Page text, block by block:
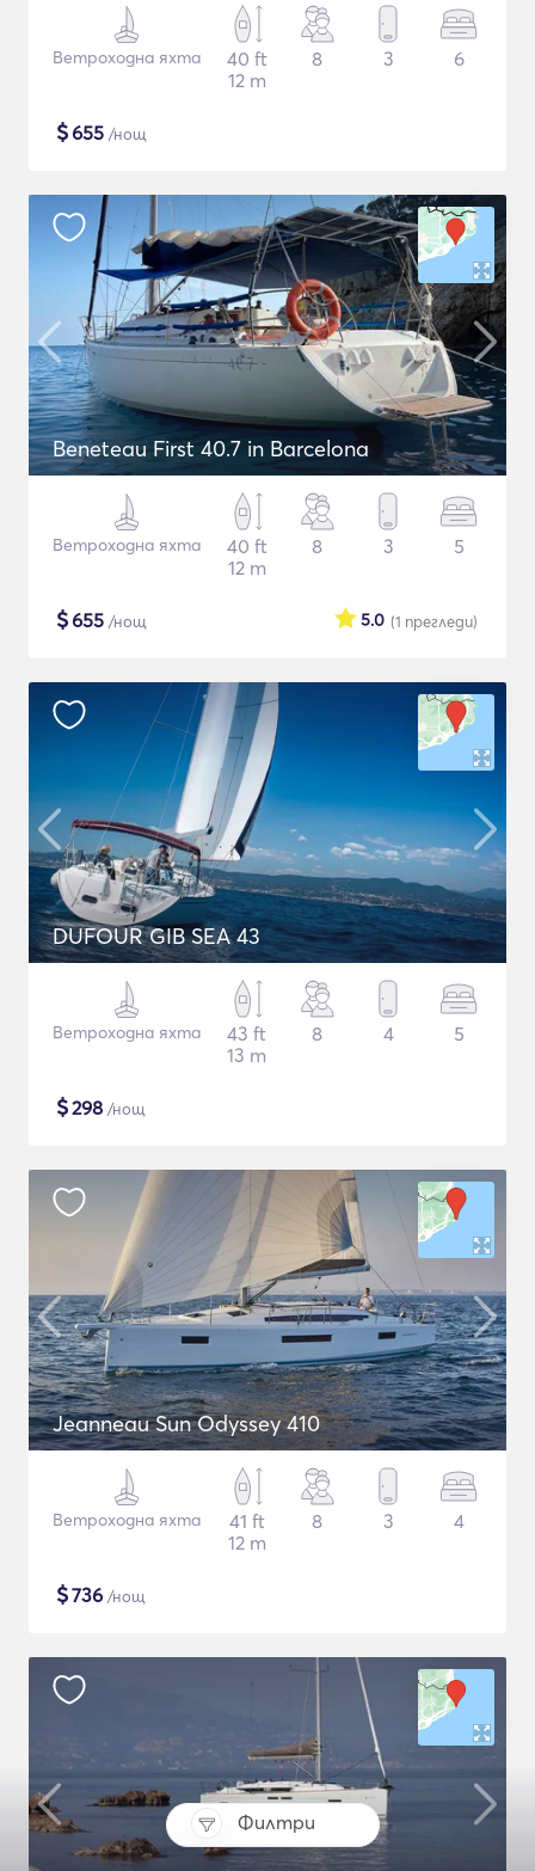
Филтри
Ветроходна яхта
40 ft
12 m
8 3 6
$655 /нощ
Beneteau First 40.7 in Barcelona
Ветроходна яхта
40 ft
12 m
8 3 5
$655 /нощ (1 прегледи)
5.0
DUFOUR GIB SEA 43
Ветроходна яхта
43 ft
13 m
8 4 5
$298 /нощ
Jeanneau Sun Odyssey 410
Ветроходна яхта
41 ft
12 m
8 3 4
$736 /нощ